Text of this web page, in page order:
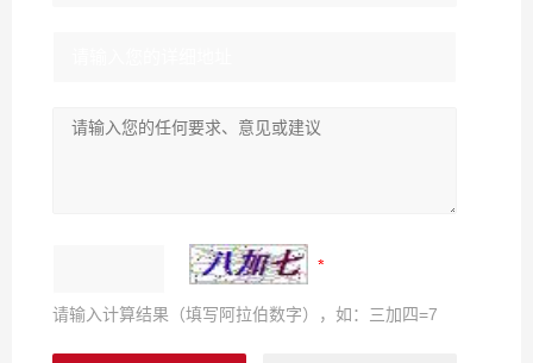
请输入计算结果（填写阿拉伯数字），如：三加四=7